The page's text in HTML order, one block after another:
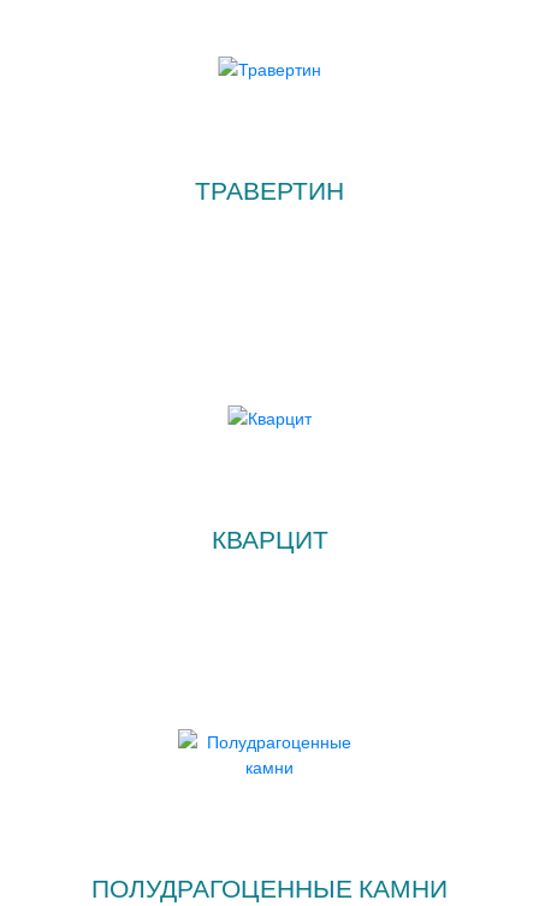
ТРАВЕРТИН
КВАРЦИТ
ПОЛУДРАГОЦЕННЫЕ КАМНИ